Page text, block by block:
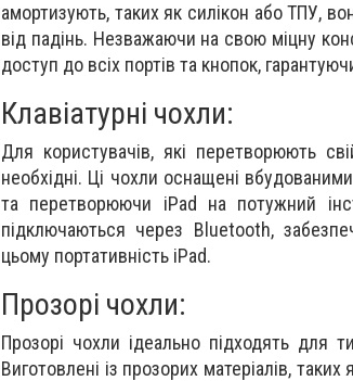
амортизують, таких як силікон або ТПУ,
від падінь. Незважаючи на свою міцну
доступ до всіх портів та кнопок,
Клавіатурні чохли:
Для користувачів, які перетворюють
необхідні. Ці чохли оснащені
та перетворюючи iPad на потужний
підключаються через Bluetooth,
цьому портативність iPad.
Прозорі чохли:
Прозорі чохли ідеально підходять для
Виготовлені із прозорих матеріалів,